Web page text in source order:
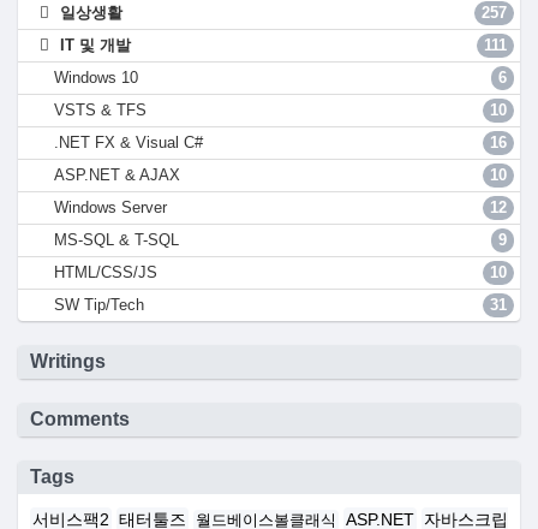
일상생활
257
IT 및 개발
111
Windows 10
6
VSTS & TFS
10
.NET FX & Visual C#
16
ASP.NET & AJAX
10
Windows Server
12
MS-SQL & T-SQL
9
HTML/CSS/JS
10
SW Tip/Tech
31
Writings
Comments
Tags
서비스팩2 태터툴즈 월드베이스볼클래식 ASP.NET 자바스크립